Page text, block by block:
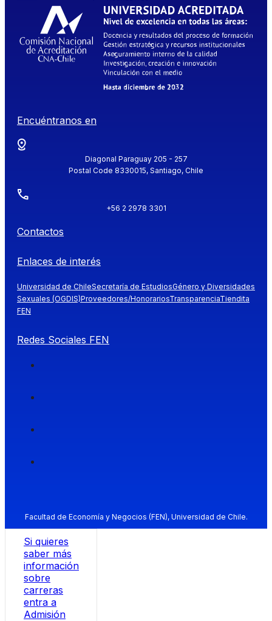
Encuéntranos en
Diagonal Paraguay 205 - 257
Postal Code 8330015, Santiago, Chile
+56 2 2978 3301
Contactos
Enlaces de interés
Universidad de ChileSecretaría de EstudiosGénero y Diversidades
Sexuales (OGDIS)Proveedores/HonorariosTransparenciaTiendita
FEN
Redes Sociales FEN
Facultad de Economía y Negocios (FEN), Universidad de Chile.
Si quieres
saber más
información
sobre
carreras
entra a
Admisión